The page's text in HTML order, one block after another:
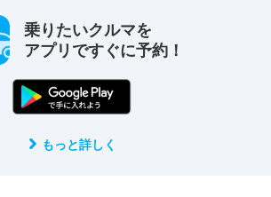
乗りたいクルマを
アプリですぐに予約！
もっと詳しく